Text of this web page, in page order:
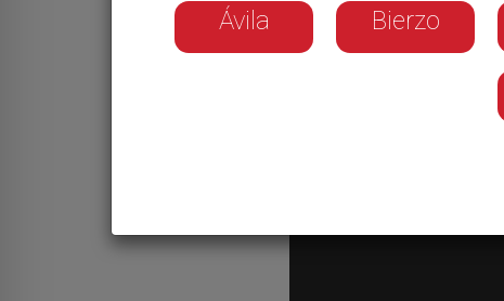
Ávila Bierzo